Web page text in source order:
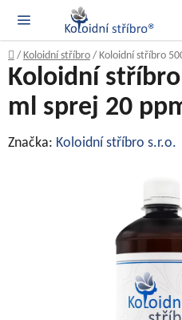
obsah
Domů
/ Koloidní stříbro / Koloidní stříbro
Koloidní
ml sprej 20
Značka: Koloidní stříbro s.r.o.